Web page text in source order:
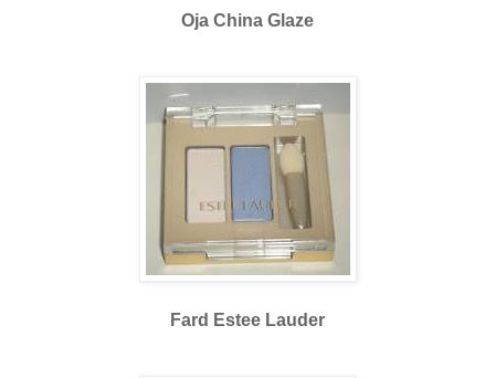
Oja China Glaze
Fard Estee Lauder